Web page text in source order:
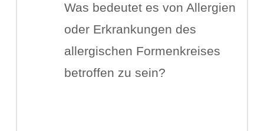
Was bedeutet es von Allergien
oder Erkrankungen des
allergischen Formenkreises
betroffen zu sein?